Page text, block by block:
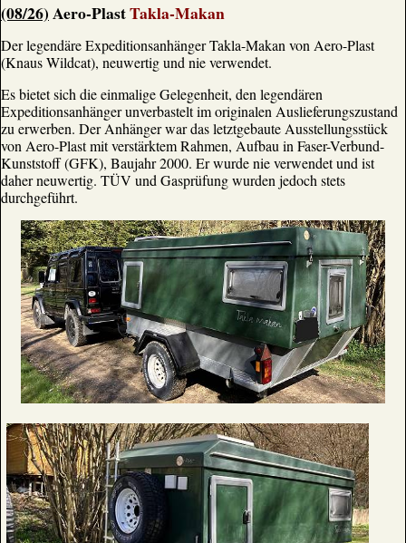
(08/26)Aero-PlastTakla-Makan
Der legendäre Expeditionsanhänger Takla-Makan von Aero-Plast
(Knaus Wildcat), neuwertig und nie verwendet.
Es bietet sich die einmalige Gelegenheit, den legendären
Expeditionsanhänger unverbastelt im originalen Auslieferungszustand
zu erwerben. Der Anhänger war das letztgebaute Ausstellungsstück
von Aero-Plast mit verstärktem Rahmen, Aufbau in Faser-Verbund-
Kunststoff (GFK), Baujahr 2000. Er wurde nie verwendet und ist
daher neuwertig. TÜV und Gasprüfung wurden jedoch stets
durchgeführt.